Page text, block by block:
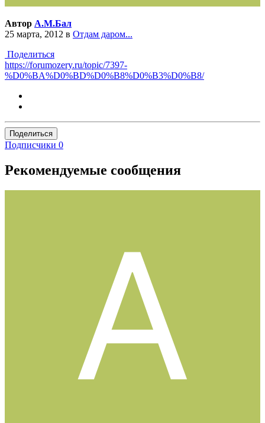
Автор А.М.Бал
25 марта, 2012 в Отдам даром...
Поделиться
https://forumozery.ru/topic/7397-
%D0%BA%D0%BD%D0%B8%D0%B3%D0%B8/
Поделиться
Подписчики 0
Рекомендуемые сообщения